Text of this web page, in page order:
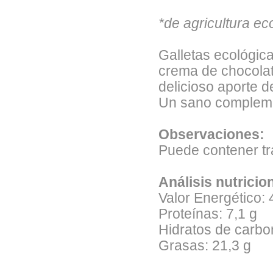
*de agricultura
Galletas
crema de
delicioso aporte
Un sano
Observaciones:
Puede contener
Análisis
Valor Energético:
Proteínas: 7,1 g
Hidratos de
Grasas: 21,3 g